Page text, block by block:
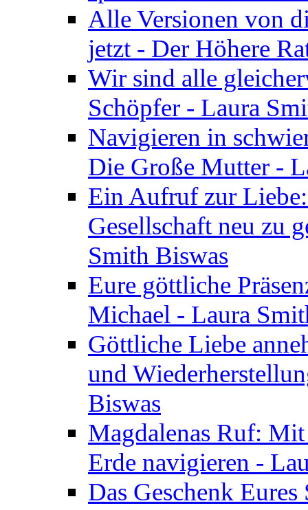
Alle Versionen von
jetzt - Der Höhere
Wir sind alle
Schöpfer - Laura
Navigieren in
Die Große Mutter -
Ein Aufruf zur
Gesellschaft neu zu
Smith Biswas
Eure göttliche
Michael - Laura
Göttliche Liebe
und
Biswas
Magdalenas Ruf:
Erde navigieren -
Das Geschenk